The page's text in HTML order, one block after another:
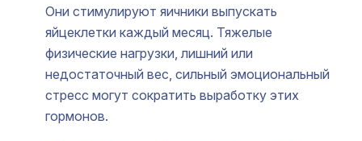
Они стимулируют яичники выпускать
яйцеклетки каждый месяц. Тяжелые
физические нагрузки, лишний или
недостаточный вес, сильный эмоциональный
стресс могут сократить выработку этих
гормонов.